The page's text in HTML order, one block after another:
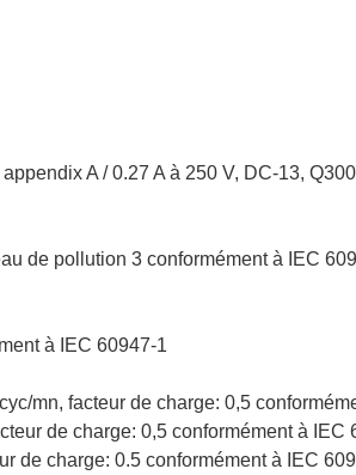
A / 0.27 A à 250 V, DC-13,
de pollution 3 conformément à IEC
à IEC 60947-1
mn, facteur de charge: 0,5
de charge: 0,5 conformément à IEC
de charge: 0.5 conformément à IEC